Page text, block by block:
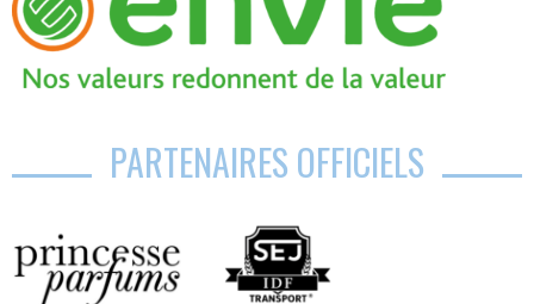
PARTENAIRES OFFICIELS